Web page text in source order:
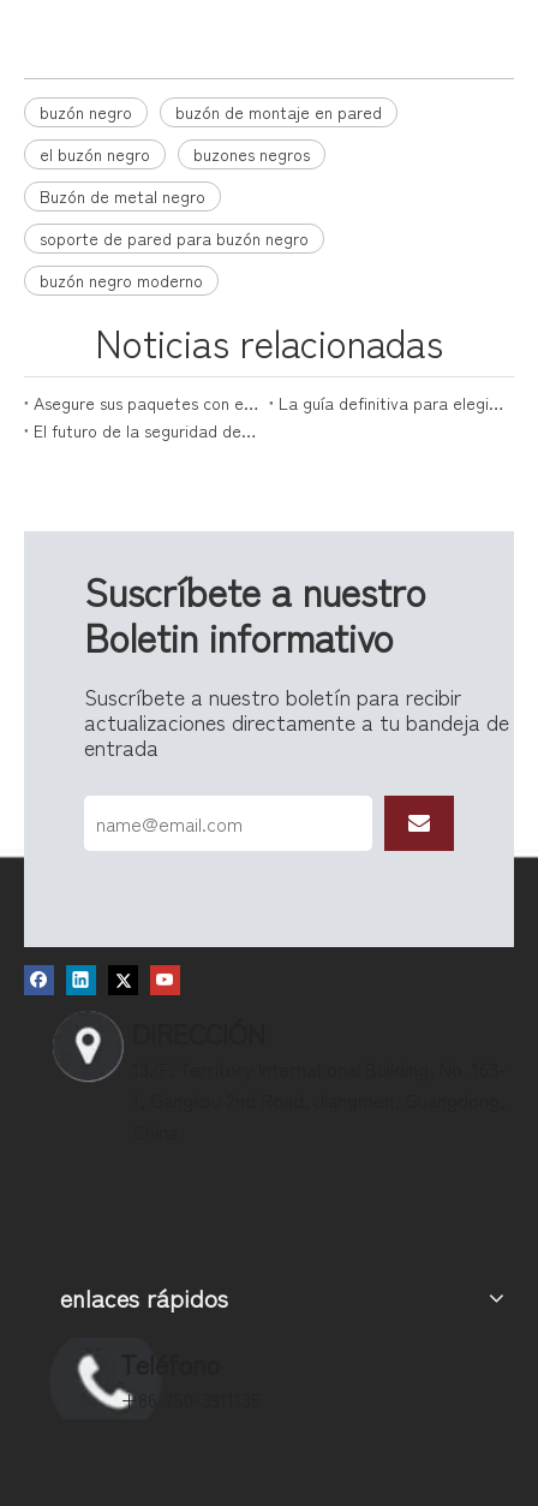
buzón negro
buzón de montaje en pared
el buzón negro
buzones negros
Buzón de metal negro
soporte de pared para buzón negro
buzón negro moderno
Noticias relacionadas
Asegure sus paquetes con estilo: la guía definitiva para cajas de paquetes
La guía definitiva para elegir la caja de entrega perfecta para paquetes
El futuro de la seguridad de los paquetes está aquí con las cajas de entrega de paquetes
Suscríbete a nuestro
Boletin informativo
Suscríbete a nuestro boletín para recibir
actualizaciones directamente a tu bandeja de
entrada
enlaces rápidos
+86-750-3911135